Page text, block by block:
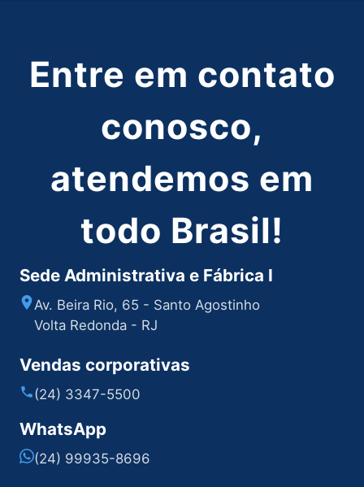
Entre em contato
conosco,
atendemos em
todo Brasil!
Sede Administrativa e Fábrica I
Av. Beira Rio, 65 - Santo Agostinho
Volta Redonda - RJ
Vendas corporativas
(24) 3347-5500
WhatsApp
(24) 99935-8696